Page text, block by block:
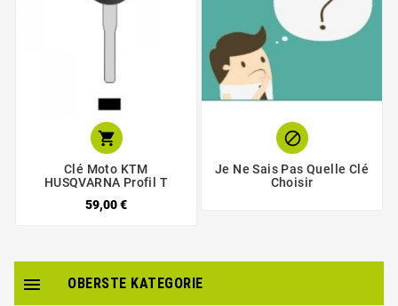

Clé Moto KTM
HUSQVARNA Profil T
59,00 €

Je Ne Sais Pas Quelle Clé
Choisir
OBERSTE KATEGORIE
